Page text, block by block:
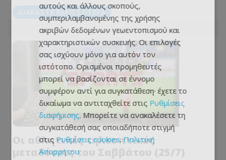
ΔΙΑΒΆΣΤΕ ΠΕΡΙΣΣΌΤΕΡΑ
Οι αθλητικές τηλεοπτικές
μεταδόσεις τoυ Σαββάτου (25/7)
αυτούς και άλλους σκοπούς,
συμπεριλαμβανομένης της χρήσης
ακριβών δεδομένων γεωεντοπισμού και
χαρακτηριστικών συσκευής. Οι επιλογές
σας ισχύουν μόνο για αυτόν τον
ιστότοπο. Ορισμένοι προμηθευτές
μπορεί να βασίζονται σε έννομο
συμφέρον αντί για συγκατάθεση· έχετε το
δικαίωμα να αντιταχθείτε στις Ρυθμίσεις
διαφήμισης. Μπορείτε να ανακαλέσετε τη
συγκατάθεσή σας οποιαδήποτε στιγμή
στις Ρυθμίσεις cookies. Πολιτική
Απορρήτου